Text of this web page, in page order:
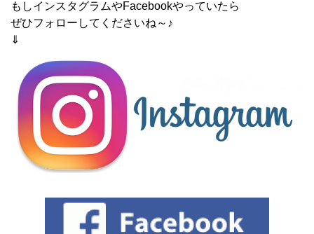
もしインスタグラムやFacebookやっていたら
ぜひフォローしてくださいね～♪
⇓